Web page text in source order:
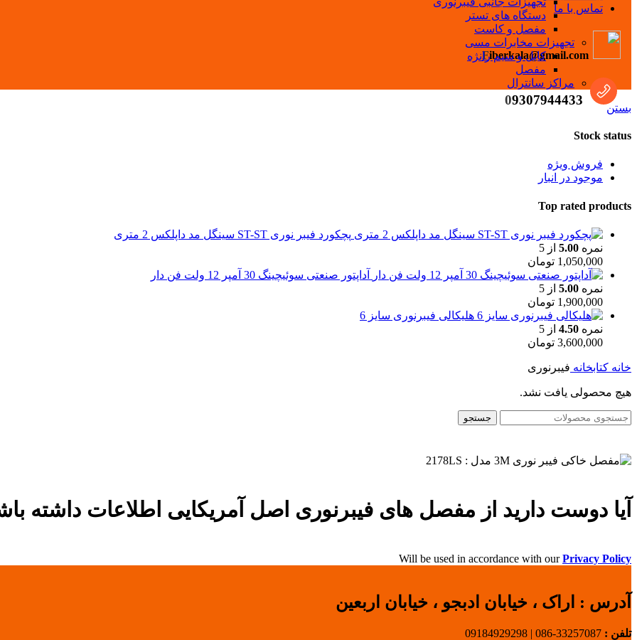
تماس با ما
Fiberkala@gmail.com
09307944433
دستگاه های تستر
مفصل و کاست
تجهیزات مخابرات مسی
کابل و سیم رانژه
مفصل
مراکز سانترال
بستن
Stock status
فروش ویژه
موجود در انبار
Top rated products
پچکورد فیبر نوری ST-ST سینگل مد داپلکس 2 متری
نمره 5.00 از 5
1,050,000 تومان
آداپتور صنعتی سوئیچینگ 30 آمپر 12 ولت فن دار
نمره 5.00 از 5
1,900,000 تومان
هلیکالی فیبرنوری سایز 6
نمره 4.50 از 5
3,600,000 تومان
خانه کتابخانه فیبرنوری
هیچ محصولی یافت نشد.
جستجو
آیا دوست دارید از مفصل های فیبرنوری اصل آمریکایی اطلاعات داشته
Will be used in accordance with ourPrivacy Policy
آدرس : اراک ، خیابان ادبجو ، خیابان اربعین
تلفن : 33257087-086 | 09184929298